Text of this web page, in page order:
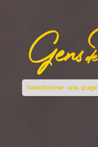
Sélectionner une page